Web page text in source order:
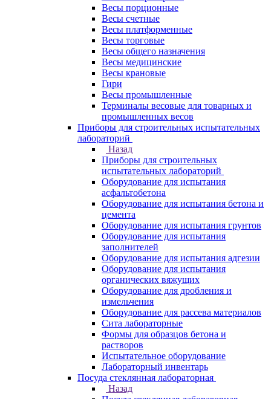
Весы порционные
Весы счетные
Весы платформенные
Весы торговые
Весы общего назначения
Весы медицинские
Весы крановые
Гири
Весы промышленные
Терминалы весовые для товарных и
промышленных весов
Приборы для строительных испытательных
лабораторий
Назад
Приборы для строительных
испытательных лабораторий
Оборудование для испытания
асфальтобетона
Оборудование для испытания бетона и
цемента
Оборудование для испытания грунтов
Оборудование для испытания
заполнителей
Оборудование для испытания адгезии
Оборудование для испытания
органических вяжущих
Оборудование для дробления и
измельчения
Оборудование для рассева материалов
Сита лабораторные
Формы для образцов бетона и
растворов
Испытательное оборудование
Лабораторный инвентарь
Посуда стеклянная лабораторная
Назад